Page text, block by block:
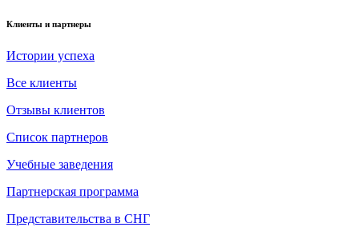
Клиенты и партнеры
Истории успеха
Все клиенты
Отзывы клиентов
Список партнеров
Учебные заведения
Партнерская программа
Представительства в СНГ